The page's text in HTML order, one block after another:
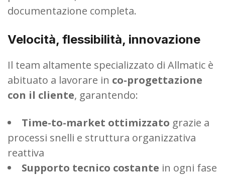
documentazione completa.
Velocità, flessibilità, innovazione
Il team altamente specializzato di Allmatic è
abituato a lavorare in co-progettazione
con il cliente, garantendo:
Time-to-market ottimizzato grazie a
processi snelli e struttura organizzativa
reattiva
Supporto tecnico costante in ogni fase